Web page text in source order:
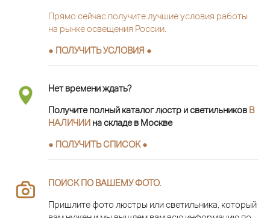
Прямо сейчас получите лучшие условия работы
на рынке освещения России.
● ПОЛУЧИТЬ УСЛОВИЯ ●
Нет времени ждать?
Получите полный каталог люстр и светильников В
НАЛИЧИИ на складе в Москве
● ПОЛУЧИТЬ СПИСОК ●
ПОИСК ПО ВАШЕМУ ФОТО
Пришлите фото люстры или светильника, который